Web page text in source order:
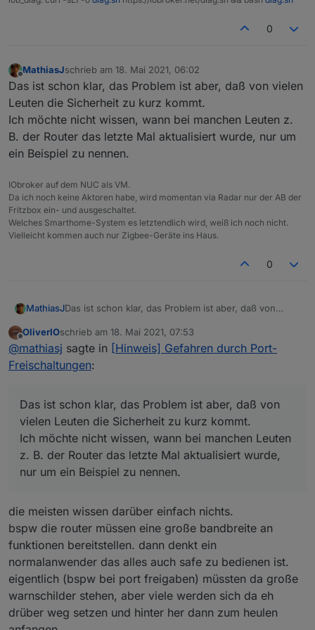
solange ich keinen Ports freigebe,
(die meisten davon sind aber schon behoben)
0
Offline
MathiasJschrieb am 18. Mai 2021, 06:02
zuletzt editiert von
Das ist schon klar, das Problem ist aber, daß von vielen
Leuten die Sicherheit zu kurz kommt.
Ich möchte nicht wissen, wann bei manchen Leuten z.
B. der Router das letzte Mal aktualisiert wurde, nur um
ein Beispiel zu nennen.
IObroker auf dem NUC als VM.
Da ich noch keine Aktoren habe, wird momentan via Radar nur der AB der
Fritzbox ein- und ausgeschaltet.
Welches Smarthome-System es letztendlich wird, weiß ich noch nicht.
Vielleicht kommen auch nur Zigbee-Geräte ins Haus.
0
MathiasJDas ist schon klar, das Problem ist aber, daß von
Ich möchte nicht wissen, wann bei manchen Leuten
z. B. der Router das letzte Mal aktualisiert wurde, nur
um ein Beispiel zu nennen.
Offline
OliverIOschrieb am 18. Mai 2021, 07:53
zuletzt editiert von
@mathiasj sagte in [Hinweis] Gefahren durch Port-
Freischaltungen:
Das ist schon klar, das Problem ist aber, daß von
vielen Leuten die Sicherheit zu kurz kommt.
Ich möchte nicht wissen, wann bei manchen Leuten
z. B. der Router das letzte Mal aktualisiert wurde,
nur um ein Beispiel zu nennen.
die meisten wissen darüber einfach nichts.
bspw die router müssen eine große bandbreite an
funktionen bereitstellen. dann denkt ein
normalanwender das alles auch safe zu bedienen ist.
eigentlich (bspw bei port freigaben) müssten da große
warnschilder stehen, aber viele werden sich da eh
drüber weg setzen und hinter her dann zum heulen